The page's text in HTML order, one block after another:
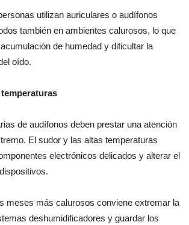
utilizan auriculares o audífonos
también en ambientes calurosos, lo que
de humedad y dificultar la
oído.
de audífonos deben prestar una atención
El sudor y las altas temperaturas
electrónicos delicados y alterar el
meses más calurosos conviene extremar la
deshumidificadores y guardar los